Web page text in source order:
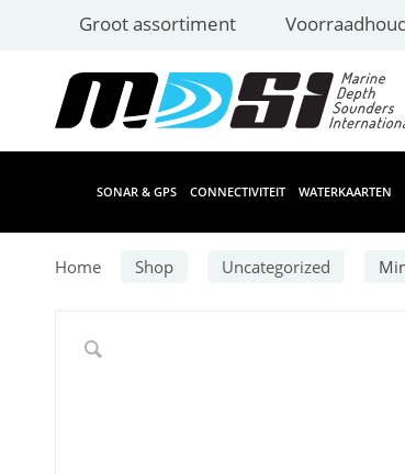
Groot assortiment
SONAR & GPS CONNECTIVITEIT WATERKAARTEN
Home Shop Uncategorized